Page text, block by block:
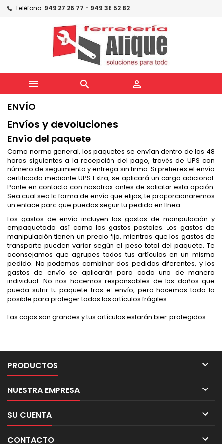
Teléfono: 949 27 26 77 - 949 38 52 82
  
ENVÍO
Envíos y devoluciones
Envío del paquete
Como norma general, los paquetes se envían dentro de las 48
horas siguientes a la recepción del pago, través de UPS con
número de seguimiento y entrega sin firma. Si prefieres el envío
certificado mediante UPS Extra, se aplicará un cargo adicional.
Ponte en contacto con nosotros antes de solicitar esta opción.
Sea cual sea la forma de envío que elijas, te proporcionaremos
un enlace para que puedas seguir tu pedido en línea.
Los gastos de envío incluyen los gastos de manipulación y
empaquetado, así como los gastos postales. Los gastos de
manipulación tienen un precio fijo, mientras que los gastos de
transporte pueden variar según el peso total del paquete. Te
aconsejamos que agrupes todos tus artículos en un mismo
pedido. No podemos combinar dos pedidos diferentes, y los
gastos de envío se aplicarán para cada uno de manera
individual. No nos hacemos responsables de los daños que
pueda sufrir tu paquete tras el envío, pero hacemos todo lo
posible para proteger todos los artículos frágiles.
Las cajas son grandes y tus artículos estarán bien protegidos.
PRODUCTOS 
NUESTRA EMPRESA 
SU CUENTA 
CONTACTO 